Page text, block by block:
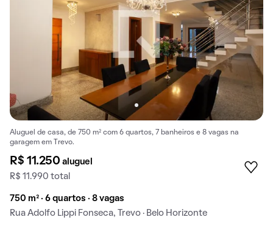
Aluguel de casa, de 750 m² com 6 quartos, 7 banheiros e 8 vagas na
garagem em Trevo.
R$ 11.250aluguel
R$ 11.990 total
750 m² · 6 quartos · 8 vagas
Rua Adolfo Lippi Fonseca, Trevo · Belo Horizonte